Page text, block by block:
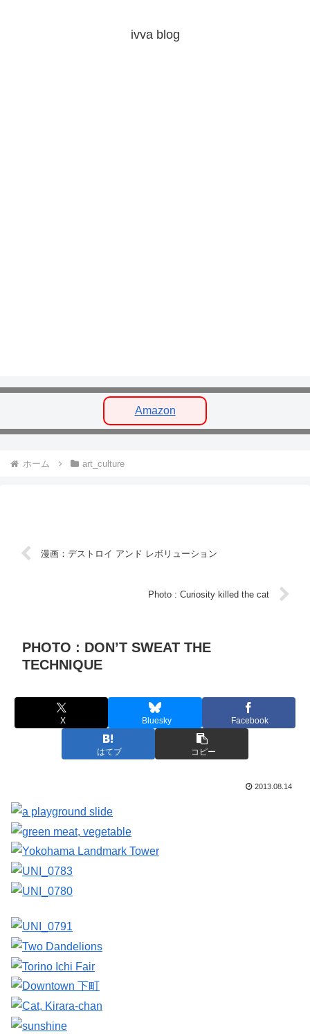
ivva blog
Amazon
ホーム art_culture
漫画：デストロイ アンド レボリューション
Photo : Curiosity killed the cat
PHOTO : DON’T SWEAT THE
TECHNIQUE
X Bluesky Facebook
はてブ コピー
2013.08.14